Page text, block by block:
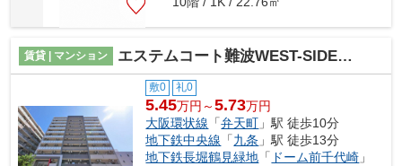
賃貸 | マンション エステムコート難波WEST-SIDE Vアジュール
敷0 礼0
5.45万円～5.73万円
大阪環状線 「弁天町 」駅 徒歩10分
地下鉄中央線 「九条 」駅 徒歩13分
地下鉄長堀鶴見緑地 「 ドーム前千代崎 」